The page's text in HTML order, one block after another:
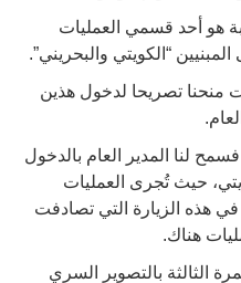
هو أحد قسمي العمليات
“الكويتي والبحريني”.
منحنا تصريحا لدخول هذين
لنا المدير العام بالدخول
حيث تُجرى العمليات
في هذه الزيارة التي تصادفت
هناك.
الثالثة بالتصوير السري